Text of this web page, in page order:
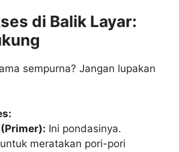
di Balik Layar:
sempurna? Jangan lupakan
Ini pondasinya.
meratakan pori-pori